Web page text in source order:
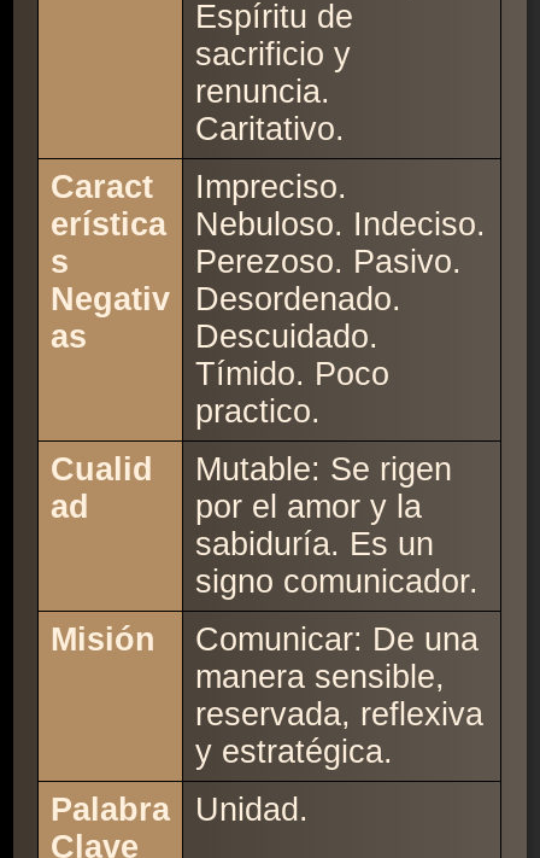
Espíritu de
sacrificio y
renuncia.
Caritativo.
Caract
erística
s
Negativ
as
Impreciso.
Nebuloso. Indeciso.
Perezoso. Pasivo.
Desordenado.
Descuidado.
Tímido. Poco
practico.
Cualid
ad
Mutable: Se rigen
por el amor y la
sabiduría. Es un
signo comunicador.
Misión
Comunicar: De una
manera sensible,
reservada, reflexiva
y estratégica.
Palabra
Clave
Unidad.